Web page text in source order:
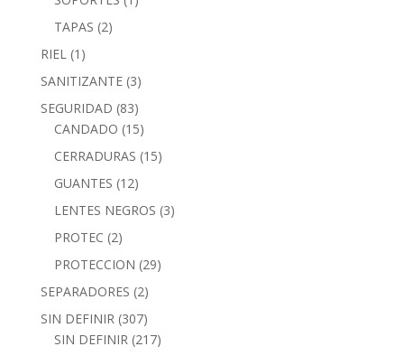
TAPAS (2)
RIEL (1)
SANITIZANTE (3)
SEGURIDAD (83)
CANDADO (15)
CERRADURAS (15)
GUANTES (12)
LENTES NEGROS (3)
PROTEC (2)
PROTECCION (29)
SEPARADORES (2)
SIN DEFINIR (307)
SIN DEFINIR (217)